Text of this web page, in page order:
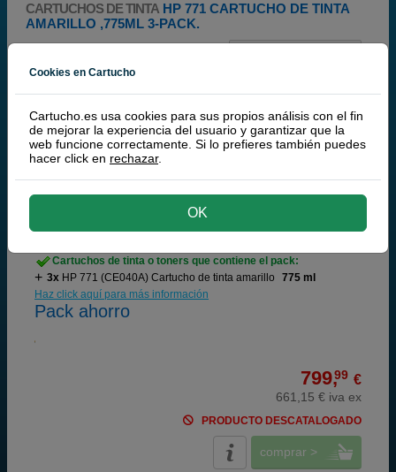
CARTUCHOS DE TINTA HP 771 CARTUCHO DE TINTA
AMARILLO ,775ML 3-PACK.
100% Cartuchos Originales HP
HP 771 Cartucho de tinta amarillo ,775ml 3-pack.
Cartuchos de tinta o toners que contiene el pack:
3x HP 771 (CE040A) Cartucho de tinta amarillo
775 ml
Haz click aquí para más información
Pack ahorro
799,99 €
661,15 € iva ex
PRODUCTO DESCATALOGADO
comprar >
Cookies en Cartucho
Cartucho.es usa cookies para sus propios análisis con el fin
de mejorar la experiencia del usuario y garantizar que la
web funcione correctamente. Si lo prefieres también puedes
hacer click en rechazar.
OK